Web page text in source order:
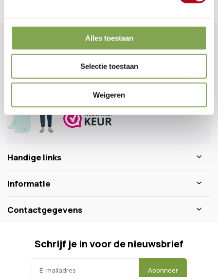
Alles toestaan
Selectie toestaan
Weigeren
Klantenservice
0346 218 111
info@dewiltfang.nl
+31 640511932
Handige links
Informatie
Contactgegevens
Schrijf je in voor de nieuwsbrief
Abonneer